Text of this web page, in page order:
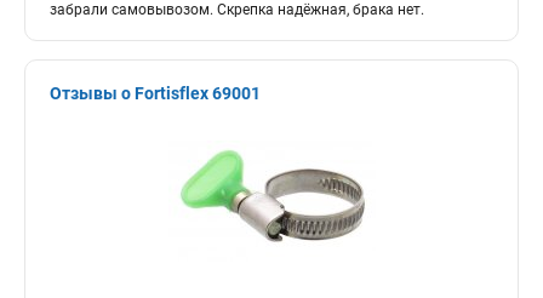
забрали самовывозом. Скрепка надёжная, брака нет.
Отзывы о Fortisflex 69001